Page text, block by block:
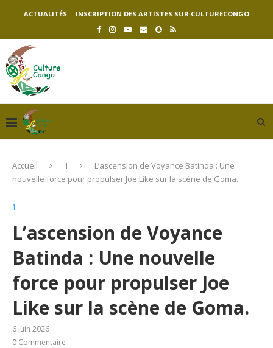
ACTUALITÉS INSCRIPTION DES ARTISTES SUR CULTURECONGO
Accueil 1
L’ascension de Voyance Batinda : Une
nouvelle force pour propulser Joe Like sur la scène de Goma.
1
L’ascension de Voyance
Batinda : Une nouvelle
force pour propulser Joe
Like sur la scène de Goma.
6 juin 2026
0 Commentaire